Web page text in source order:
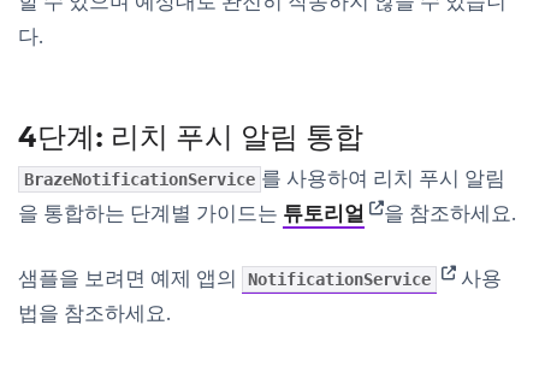
다.
4단계: 리치 푸시 알림 통합
BrazeNotificationService 를 사용하여 리치 푸시 알림
을 통합하는 단계별 가이드는 튜토리얼 (opens in new tab)
을 참조하세요.
샘플을 보려면 예제 앱의 NotificationService (opens in
사용
법을 참조하세요.